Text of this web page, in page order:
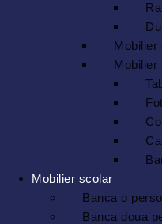
Mobilier
Mobilier
Mobilier scolar
Banca o
Banca doua